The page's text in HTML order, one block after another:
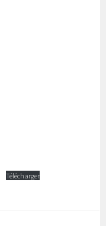
Télécharger